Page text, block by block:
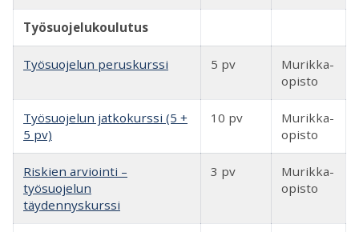
Työsuojelukoulutus
Työsuojelun peruskurssi 5 pv
Murikka-
opisto
Työsuojelun jatkokurssi (5 +
5 pv)
10 pv
Murikka-
opisto
Riskien arviointi –
työsuojelun
täydennyskurssi
3 pv
Murikka-
opisto